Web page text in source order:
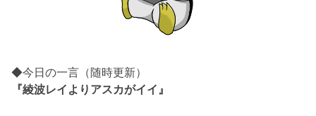
◆今日の一言（随時更新）
『綾波レイよりアスカがイイ』